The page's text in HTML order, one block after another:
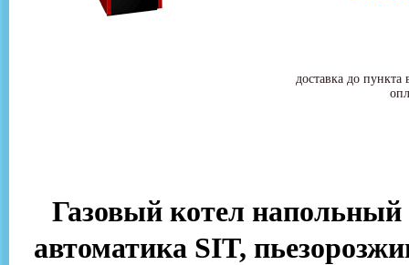
доставка до
Газовый котел
автоматика SIT,